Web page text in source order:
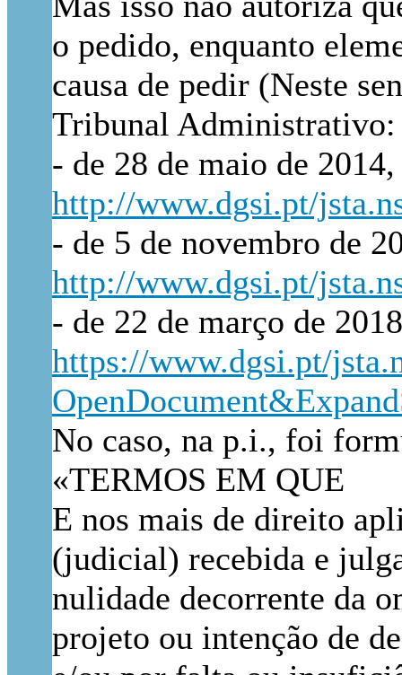
o pedido, enquanto
causa de pedir (Neste
Tribunal Administrativo:
- de 28 de maio de
http://www.dgsi.pt/
- de 5 de novembro de
http://www.dgsi.pt/
- de 22 de março de
https://www.dgsi.pt/
No caso, na p.i., foi
«TERMOS EM QUE
E nos mais de direito
(judicial) recebida e
nulidade decorrente da
projeto ou intenção de